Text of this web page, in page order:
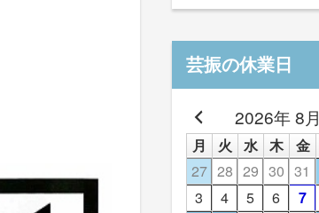
芸振の休業日
2026年 8月
月 火 水 木 金
27 28 29 30 31
3
4 5 6 7